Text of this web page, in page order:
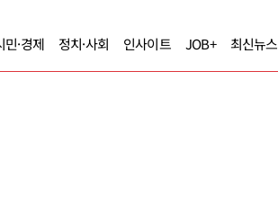
민·경제 정치·사회 인사이트 JOB+ 최신뉴스